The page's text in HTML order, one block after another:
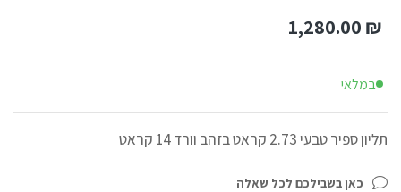
1,280.00 ₪
במלאי
תליון ספיר טבעי 2.73 קראט בזהב וורד 14 קראט
כאן בשבילכם לכל שאלה